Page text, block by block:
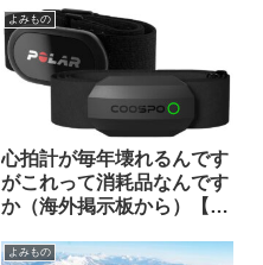
板から）
よみもの
心拍計が毎年壊れるんです
がこれって消耗品なんです
か（海外掲示板から）【丈
よみもの